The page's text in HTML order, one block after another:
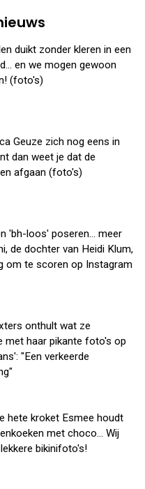
duikt zonder kleren in een
en we mogen gewoon
(foto's)
Geuze zich nog eens in
dan weet je dat de
afgaan (foto's)
'bh-loos' poseren... meer
de dochter van Heidi Klum,
om te scoren op Instagram
onthult wat ze
met haar pikante foto's op
"Een verkeerde
hete kroket Esmee houdt
met choco... Wij
bikinifoto's!